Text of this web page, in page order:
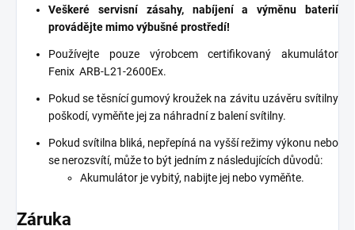
Veškeré servisní zásahy, nabíjení a výměnu baterií
provádějte mimo výbušné prostředí!
Používejte pouze výrobcem certifikovaný akumulátor
Fenix ​​ARB-L21-2600Ex.
Pokud se těsnící gumový kroužek na závitu uzávěru svítilny
poškodí, vyměňte jej za náhradní z balení svítilny.
Pokud svítilna bliká, nepřepíná na vyšší režimy výkonu nebo
se nerozsvítí, může to být jedním z následujících důvodů:
Akumulátor je vybitý, nabijte jej nebo vyměňte.
Záruka